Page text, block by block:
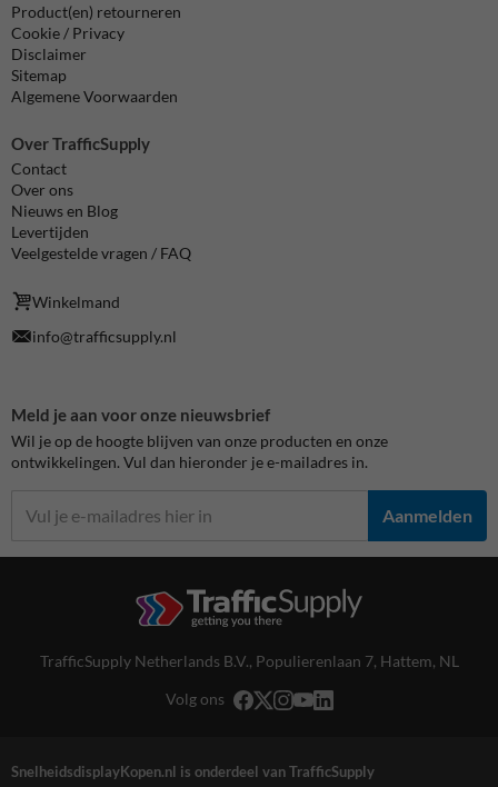
Product(en) retourneren
Cookie / Privacy
Disclaimer
Sitemap
Algemene Voorwaarden
Over TrafficSupply
Contact
Over ons
Nieuws en Blog
Levertijden
Veelgestelde vragen / FAQ
Winkelmand
info@trafficsupply.nl
Meld je aan voor onze nieuwsbrief
Wil je op de hoogte blijven van onze producten en onze
ontwikkelingen. Vul dan hieronder je e-mailadres in.
Aanmelden
TrafficSupply Netherlands B.V., Populierenlaan 7, Hattem, NL
Volg ons
SnelheidsdisplayKopen.nl is onderdeel van TrafficSupply